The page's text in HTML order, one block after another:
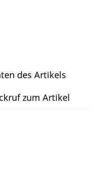
des Artikels
zum Artikel